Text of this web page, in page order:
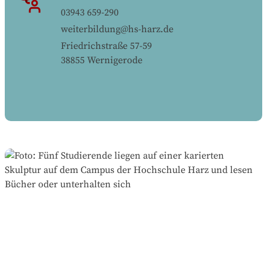
03943 659-290
weiterbildung@hs-harz.de
Friedrichstraße 57-59
38855 Wernigerode